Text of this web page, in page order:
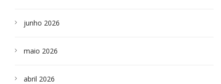
junho 2026
maio 2026
abril 2026